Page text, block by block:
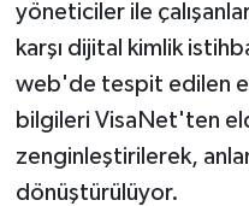
yöneticiler ile
karşı dijital kimlik
web'de tespit edilen
bilgileri VisaNet'ten
zenginleştirilerek,
dönüştürülüyor.